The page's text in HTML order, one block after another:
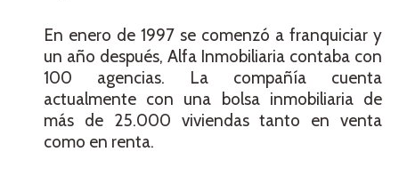
En enero de 1997 se comenzó a franquiciar y
un año después, Alfa Inmobiliaria contaba con
100 agencias. La compañía cuenta
actualmente con una bolsa inmobiliaria de
más de 25.000 viviendas tanto en venta
como en renta.